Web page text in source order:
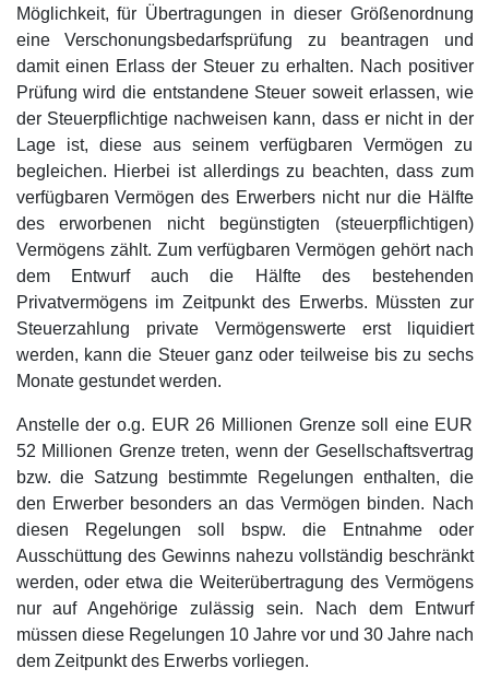
Möglichkeit, für Übertragungen in dieser Größenordnung
eine Verschonungsbedarfsprüfung zu beantragen und
damit einen Erlass der Steuer zu erhalten. Nach positiver
Prüfung wird die entstandene Steuer soweit erlassen, wie
der Steuerpflichtige nachweisen kann, dass er nicht in der
Lage ist, diese aus seinem verfügbaren Vermögen zu
begleichen. Hierbei ist allerdings zu beachten, dass zum
verfügbaren Vermögen des Erwerbers nicht nur die Hälfte
des erworbenen nicht begünstigten (steuerpflichtigen)
Vermögens zählt. Zum verfügbaren Vermögen gehört nach
dem Entwurf auch die Hälfte des bestehenden
Privatvermögens im Zeitpunkt des Erwerbs. Müssten zur
Steuerzahlung private Vermögenswerte erst liquidiert
werden, kann die Steuer ganz oder teilweise bis zu sechs
Monate gestundet werden.
Anstelle der o.g. EUR 26 Millionen Grenze soll eine EUR
52 Millionen Grenze treten, wenn der Gesellschaftsvertrag
bzw. die Satzung bestimmte Regelungen enthalten, die
den Erwerber besonders an das Vermögen binden. Nach
diesen Regelungen soll bspw. die Entnahme oder
Ausschüttung des Gewinns nahezu vollständig beschränkt
werden, oder etwa die Weiterübertragung des Vermögens
nur auf Angehörige zulässig sein. Nach dem Entwurf
müssen diese Regelungen 10 Jahre vor und 30 Jahre nach
dem Zeitpunkt des Erwerbs vorliegen.